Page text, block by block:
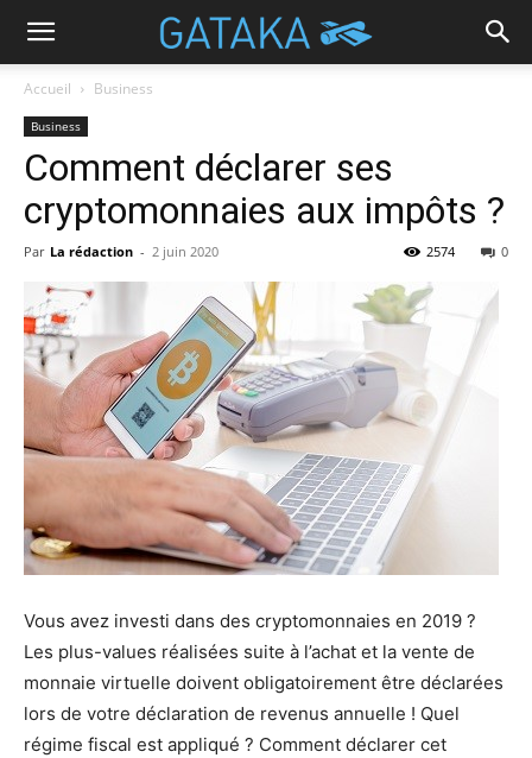
Accueil Business
Business
Comment déclarer ses
cryptomonnaies aux impôts ?
Par La rédaction - 2 juin 2020 0
2574
Vous avez investi dans des cryptomonnaies en 2019 ?
Les plus-values réalisées suite à l’achat et la vente de
monnaie virtuelle doivent obligatoirement être déclarées
lors de votre déclaration de revenus annuelle ! Quel
régime fiscal est appliqué ? Comment déclarer cet